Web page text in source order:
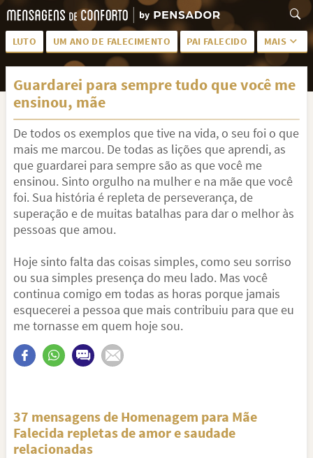
LUTO UM ANO DE FALECIMENTO PAI FALECIDO MAIS
LUTO PARA AMIGA PALAVRAS
SAUDADES DA MÃE PÊSAMES
PÊSAMES PARA AMIGA DESCANSE EM PAZ
MEUS SENTIMENTOS PÊSAMES PARA AMIGO
FRASES DE LUTO PARA AMIGO FIM DE NAMORO
TODAS AS CATEGORIAS
Guardarei para sempre tudo que você me
ensinou, mãe
De todos os exemplos que tive na vida, o seu foi o que
mais me marcou. De todas as lições que aprendi, as
que guardarei para sempre são as que você me
ensinou. Sinto orgulho na mulher e na mãe que você
foi. Sua história é repleta de perseverança, de
superação e de muitas batalhas para dar o melhor às
pessoas que amou.
Hoje sinto falta das coisas simples, como seu sorriso
ou sua simples presença do meu lado. Mas você
continua comigo em todas as horas porque jamais
esquecerei a pessoa que mais contribuiu para que eu
me tornasse em quem hoje sou.
37 mensagens de Homenagem para Mãe
Falecida repletas de amor e saudade
relacionadas